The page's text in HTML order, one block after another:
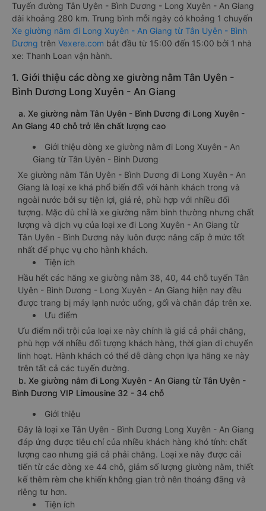
Tuyến đường Tân Uyên - Bình Dương - Long Xuyên - An Giang
dài khoảng 280 km. Trung bình mỗi ngày có khoảng 1 chuyến
Xe giường nằm đi Long Xuyên - An Giang từ Tân Uyên - Bình
Dương trên Vexere.com bắt đầu từ 15:00 đến 15:00 bởi 1 nhà
xe: Thanh Loan vận hành.
1. Giới thiệu các dòng xe giường nằm Tân Uyên -
Bình Dương Long Xuyên - An Giang
a. Xe giường nằm Tân Uyên - Bình Dương đi Long Xuyên -
An Giang 40 chỗ trở lên chất lượng cao
Giới thiệu dòng xe giường nằm đi Long Xuyên - An
Giang từ Tân Uyên - Bình Dương
Xe giường nằm Tân Uyên - Bình Dương đi Long Xuyên - An
Giang là loại xe khá phổ biến đối với hành khách trong và
ngoài nước bởi sự tiện lợi, giá rẻ, phù hợp với nhiều đối
tượng. Mặc dù chỉ là xe giường nằm bình thường nhưng chất
lượng và dịch vụ của loại xe đi Long Xuyên - An Giang từ
Tân Uyên - Bình Dương này luôn được nâng cấp ở mức tốt
nhất để phục vụ cho hành khách.
Tiện ích
Hầu hết các hãng xe giường nằm 38, 40, 44 chỗ tuyến Tân
Uyên - Bình Dương - Long Xuyên - An Giang hiện nay đều
được trang bị máy lạnh nước uống, gối và chăn đắp trên xe.
Ưu điểm
Ưu điểm nổi trội của loại xe này chính là giá cả phải chăng,
phù hợp với nhiều đối tượng khách hàng, thời gian di chuyển
linh hoạt. Hành khách có thể dễ dàng chọn lựa hãng xe này
trên tất cả các tuyến đường.
b. Xe giường nằm đi Long Xuyên - An Giang từ Tân Uyên -
Bình Dương VIP Limousine 32 - 34 chỗ
Giới thiệu
Đây là loại xe Tân Uyên - Bình Dương Long Xuyên - An Giang
đáp ứng được tiêu chí của nhiều khách hàng khó tính: chất
lượng cao nhưng giá cả phải chăng. Loại xe này được cải
tiến từ các dòng xe 44 chỗ, giảm số lượng giường nằm, thiết
kế thêm rèm che khiến không gian trở nên thoáng đãng và
riêng tư hơn.
Tiện ích